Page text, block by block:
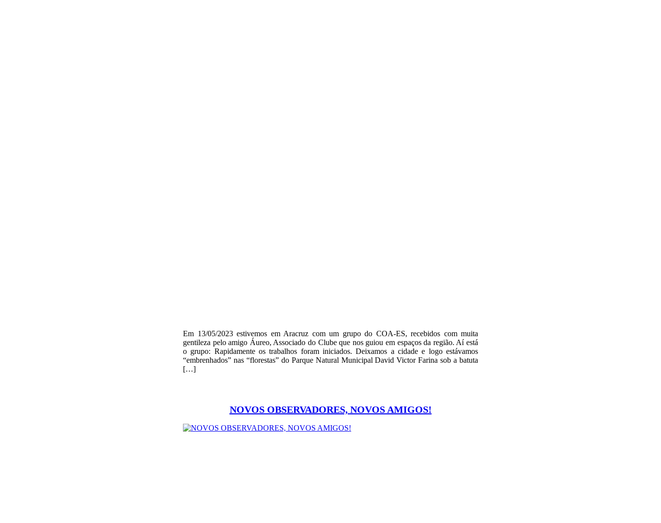
Em 13/05/2023 estivemos em Aracruz com um grupo do COA-ES, recebidos com muita
gentileza pelo amigo Áureo, Associado do Clube que nos guiou em espaços da região. Aí está
o grupo: Rapidamente os trabalhos foram iniciados. Deixamos a cidade e logo estávamos
“embrenhados” nas “florestas” do Parque Natural Municipal David Victor Farina sob a batuta
[…]
NOVOS OBSERVADORES, NOVOS AMIGOS!